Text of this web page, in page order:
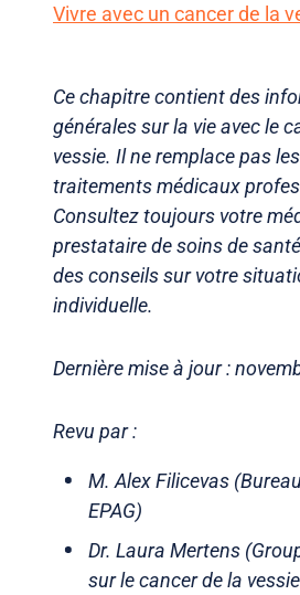
Vivre avec un cancer de la
Ce chapitre contient des
générales sur la vie avec le
vessie. Il ne remplace pas
traitements médicaux
Consultez toujours votre
prestataire de soins de
des conseils sur votre
individuelle.
Dernière mise à jour :
Revu par :
M. Alex Filicevas
EPAG)
Dr. Laura Mertens
sur le cancer de la